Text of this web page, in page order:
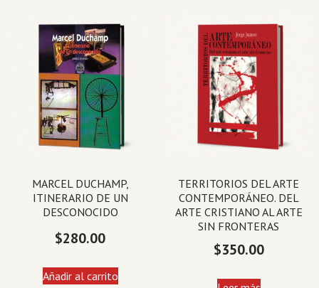
MARCEL DUCHAMP,
ITINERARIO DE UN
DESCONOCIDO
$280.00
Añadir al carrito
TERRITORIOS DEL ARTE
CONTEMPORÁNEO. DEL
ARTE CRISTIANO AL ARTE
SIN FRONTERAS
$350.00